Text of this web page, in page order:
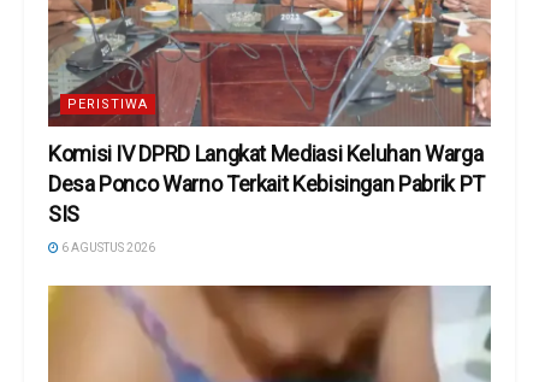
PERISTIWA
Komisi IV DPRD Langkat Mediasi Keluhan Warga
Desa Ponco Warno Terkait Kebisingan Pabrik PT
SIS
6 AGUSTUS 2026